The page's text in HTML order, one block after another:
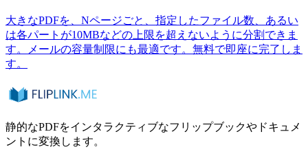
大きなPDFを、Nページごと、指定したファイル数、あるい
は各パートが10MBなどの上限を超えないように分割できま
す。メールの容量制限にも最適です。無料で即座に完了しま
す。
静的なPDFをインタラクティブなフリップブックやドキュメ
ントに変換します。